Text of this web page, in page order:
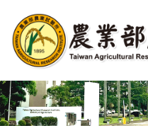
容
區
塊